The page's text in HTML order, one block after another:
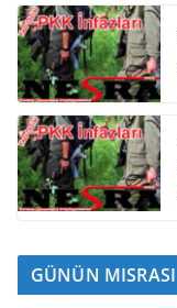
GÜNÜN MISRASI